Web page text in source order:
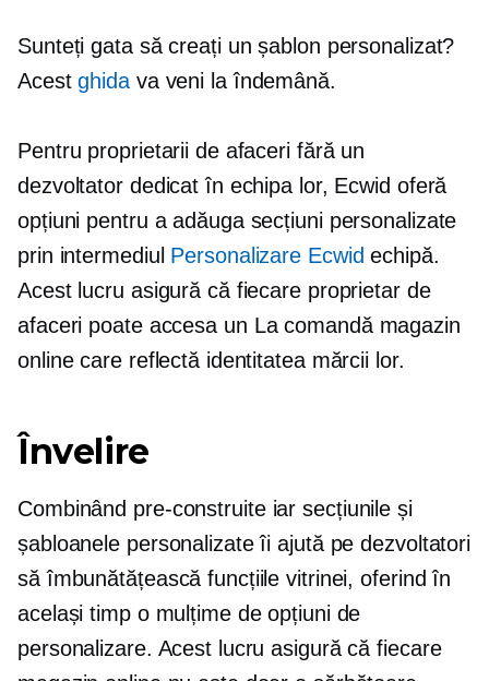
Sunteți gata să creați un șablon personalizat?
Acestghidava veni la îndemână.
Pentru proprietarii de afaceri fără un
dezvoltator dedicat în echipa lor, Ecwid oferă
opțiuni pentru a adăuga secțiuni personalizate
prin intermediul Personalizare Ecwid echipă.
Acest lucru asigură că fiecare proprietar de
afaceri poate accesa un La comandămagazin
online care reflectă identitatea mărcii lor.
Învelire
Combinând pre-construiteiar secțiunile și
șabloanele personalizate îi ajută pe dezvoltatori
să îmbunătățească funcțiile vitrinei, oferind în
același timp o mulțime de opțiuni de
personalizare. Acest lucru asigură că fiecare